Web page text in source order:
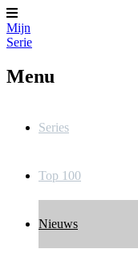
Mijn
Serie
Menu
Series
Top 100
Nieuws